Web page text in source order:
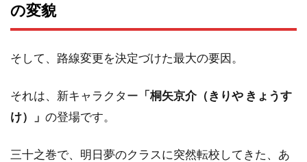
の変貌
そして、路線変更を決定づけた最大の要因。
それは、新キャラクター 「桐矢京介（きりや きょうす
け）」 の登場です。
三十之巻で、明日夢のクラスに突然転校してきた、あ